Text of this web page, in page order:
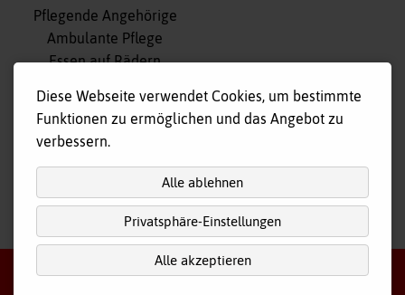
Navigation
überspringen
Pflegende Angehörige
Ambulante Pflege
Essen auf Rädern
Tagespflege
Hausnotruf
nach oben
Diese Webseite verwendet Cookies, um bestimmte
Funktionen zu ermöglichen und das Angebot zu
verbessern.
Alle ablehnen
Privatsphäre-Einstellungen
Alle akzeptieren